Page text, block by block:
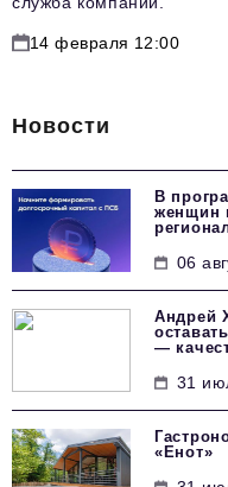
14 февраля 12:00
Новости
В
женщин
06
Андрей
—
31
«Енот»